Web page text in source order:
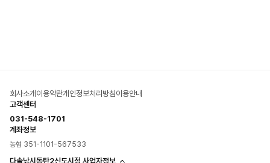
회사소개 이용약관개인정보처리방침이용안내
다솔낚시동탄2신도시점 사업자정보
고객센터
031-548-1701
계좌정보
농협 351-1101-567533